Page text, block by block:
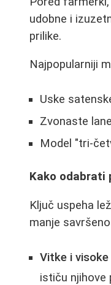
udobne i
prilike.
Najpopularniji
Uske
Zvonaste
Model "tri-
Kako odabrati
Ključ uspeha
manje
Vitke i visoke
ističu njihove